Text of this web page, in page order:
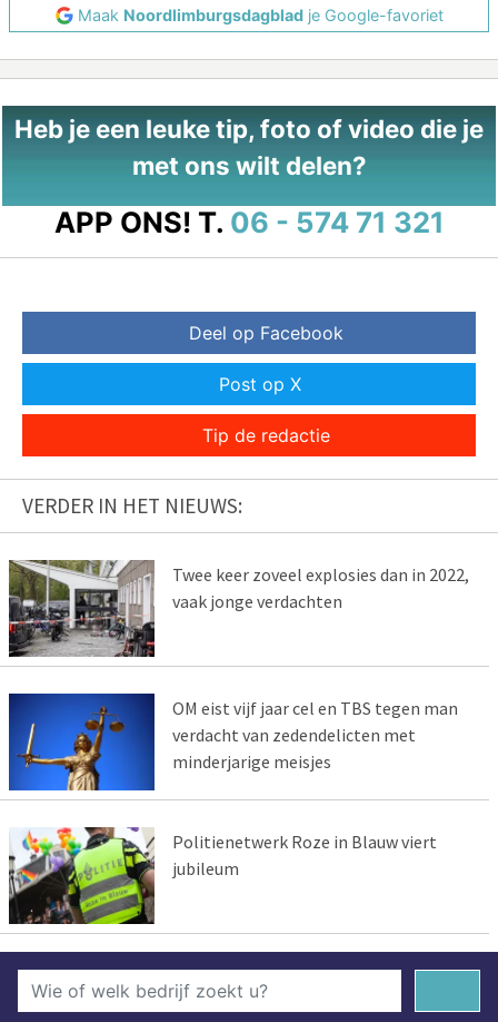
Maak Noordlimburgsdagbladje Google-favoriet
Heb je een leuke tip, foto of video die je
met ons wilt delen?
APP ONS! T. 06 - 574 71 321
Deel op Facebook
Post op X
Tip de redactie
VERDER IN HET NIEUWS:
Twee keer zoveel explosies dan in 2022,
vaak jonge verdachten
OM eist vijf jaar cel en TBS tegen man
verdacht van zedendelicten met
minderjarige meisjes
Politienetwerk Roze in Blauw viert
jubileum